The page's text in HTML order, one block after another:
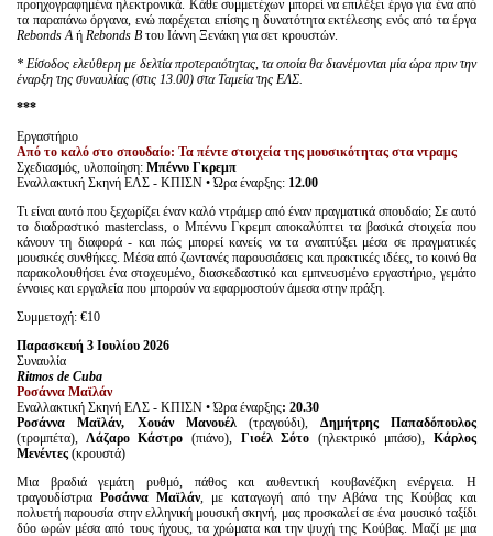
προηχογραφημένα ηλεκτρονικά. Κάθε συμμετέχων μπορεί να επιλέξει έργο για ένα από
τα παραπάνω όργανα, ενώ παρέχεται επίσης η δυνατότητα εκτέλεσης ενός από τα έργα
Rebonds Aή Rebonds B του Ιάννη Ξενάκη για σετ κρουστών.
* Είσοδος ελεύθερη με δελτία προτεραιότητας, τα οποία θα διανέμονται μία ώρα πριν την
έναρξη της συναυλίας (στις 13.00) στα Ταμεία της ΕΛΣ.
***
Εργαστήριο
Από το καλό στο σπουδαίο: Τα πέντε στοιχεία της μουσικότητας στα ντραμς
Σχεδιασμός, υλοποίηση: Μπέννυ Γκρεμπ
Εναλλακτική Σκηνή ΕΛΣ - ΚΠΙΣΝ • Ώρα έναρξης: 12.00
Τι είναι αυτό που ξεχωρίζει έναν καλό ντράμερ από έναν πραγματικά σπουδαίο; Σε αυτό
το διαδραστικό masterclass, ο Μπέννυ Γκρεμπ αποκαλύπτει τα βασικά στοιχεία που
κάνουν τη διαφορά - και πώς μπορεί κανείς να τα αναπτύξει μέσα σε πραγματικές
μουσικές συνθήκες. Μέσα από ζωντανές παρουσιάσεις και πρακτικές ιδέες, το κοινό θα
παρακολουθήσει ένα στοχευμένο, διασκεδαστικό και εμπνευσμένο εργαστήριο, γεμάτο
έννοιες και εργαλεία που μπορούν να εφαρμοστούν άμεσα στην πράξη.
Συμμετοχή: €10
Παρασκευή 3 Ιουλίου 2026
Συναυλία
Ritmos de Cuba
Ροσάννα Μαϊλάν
Εναλλακτική Σκηνή ΕΛΣ - ΚΠΙΣΝ • Ώρα έναρξης: 20.30
Ροσάννα Μαϊλάν, Χουάν Μανουέλ(τραγούδι), Δημήτρης Παπαδόπουλος
(τρομπέτα), Λάζαρο Κάστρο (πιάνο), Γιοέλ Σότο (ηλεκτρικό μπάσο), Κάρλος
Μενέντες (κρουστά)
Μια βραδιά γεμάτη ρυθμό, πάθος και αυθεντική κουβανέζικη ενέργεια. Η
τραγουδίστρια Ροσάννα Μαϊλάν, με καταγωγή από την Αβάνα της Κούβας και
πολυετή παρουσία στην ελληνική μουσική σκηνή, μας προσκαλεί σε ένα μουσικό ταξίδι
δύο ωρών μέσα από τους ήχους, τα χρώματα και την ψυχή της Κούβας. Μαζί με μια